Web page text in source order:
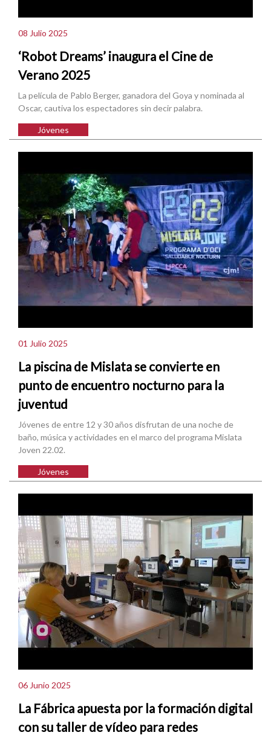
08 Julio 2025
‘Robot Dreams’ inaugura el Cine de
Verano 2025
La película de Pablo Berger, ganadora del Goya y nominada al
Oscar, cautiva los espectadores sin decir palabra.
Jóvenes
01 Julio 2025
La piscina de Mislata se convierte en
punto de encuentro nocturno para la
juventud
Jóvenes de entre 12 y 30 años disfrutan de una noche de
baño, música y actividades en el marco del programa Mislata
Joven 22.02.
Jóvenes
06 Junio 2025
La Fábrica apuesta por la formación digital
con su taller de vídeo para redes